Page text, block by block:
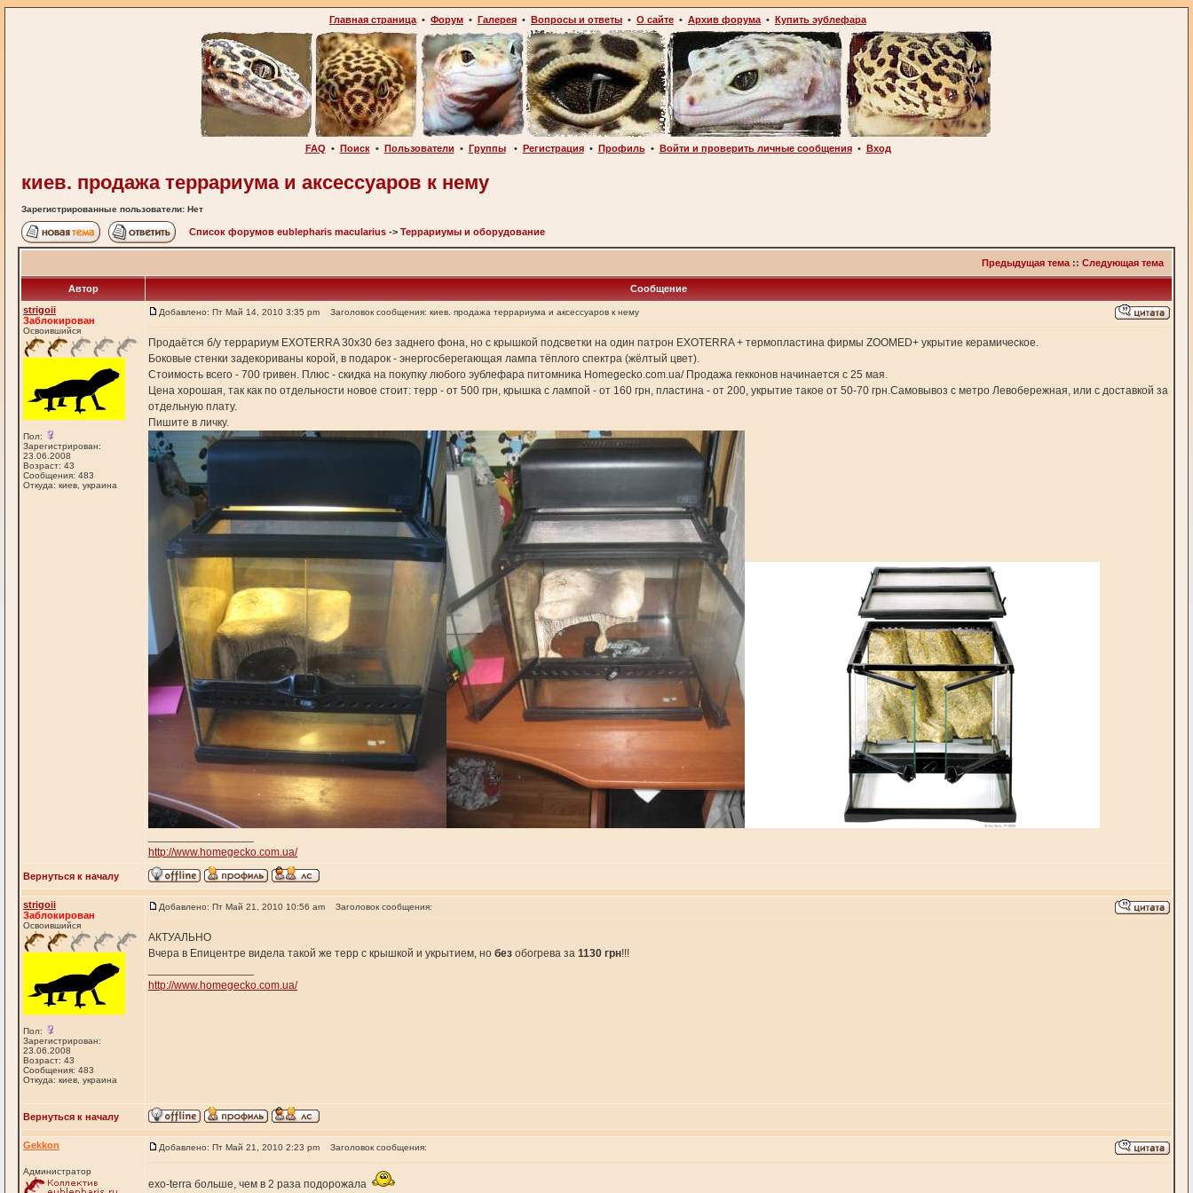
Главная страница • Форум • Галерея • Вопросы и ответы • О сайте • Архив форума • Купить эублефара
FAQ • Поиск• Пользователи • Группы• Регистрация• Профиль• Войти и проверить личные сообщения• Вход
киев. продажа террариума и аксессуаров к нему
Зарегистрированные пользователи: Нет
Список форумов eublepharis macularius -> Террариумы и оборудование
Предыдущая тема :: Следующая тема
Автор
Сообщение
strigoii
Заблокирован
Освоившийся
Пол:
Зарегистрирован:
23.06.2008
Возраст: 43
Сообщения: 483
Откуда: киев, украина
Добавлено: Пт Май 14, 2010 3:35 pm Заголовок сообщения: киев. продажа террариума и аксессуаров к нему
Продаётся б/у террариум EXOTERRA 30х30 без заднего фона, но с крышкой подсветки на один патрон EXOTERRA + термопластина фирмы ZOOMED+ укрытие керамическое.
Боковые стенки задекориваны корой, в подарок - энергосберегающая лампа тёплого спектра (жёлтый цвет).
Стоимость всего - 700 гривен. Плюс - скидка на покупку любого эублефара питомника Homegecko.com.ua/ Продажа гекконов начинается с 25 мая.
Цена хорошая, так как по отдельности новое стоит: терр - от 500 грн, крышка с лампой - от 160 грн, пластина - от 200, укрытие такое от 50-70 грн.Самовывоз с метро Левобережная, или с доставкой за
отдельную плату.
Пишите в личку.
http://www.homegecko.com.ua/
Вернуться к началу
strigoii
Заблокирован
Освоившийся
Пол:
Зарегистрирован:
23.06.2008
Возраст: 43
Сообщения: 483
Откуда: киев, украина
Добавлено: Пт Май 21, 2010 10:56 am Заголовок сообщения:
АКТУАЛЬНО
Вчера в Епицентре видела такой же терр с крышкой и укрытием, но без обогрева за 1130 грн!!!
http://www.homegecko.com.ua/
Вернуться к началу
Gekkon
Администратор
Добавлено: Пт Май 21, 2010 2:23 pm Заголовок сообщения:
exo-terra больше, чем в 2 раза подорожала